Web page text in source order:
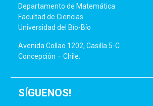
Departamento de Matemática
Facultad de Ciencias
Universidad del Bío-Bío
Avenida Collao 1202, Casilla 5-C
Concepción – Chile.
SÍGUENOS!